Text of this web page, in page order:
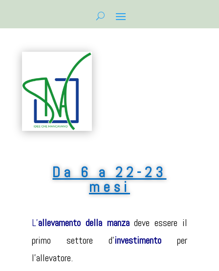
Da 6 a 22-23
mesi
L’allevamento della manzadeve essere il
primo settore d’investimento per
l'allevatore.